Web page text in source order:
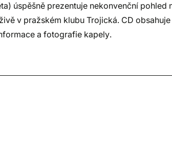
úspěšně prezentuje nekonvenční pohled
v pražském klubu Trojická. CD
a fotografie kapely.